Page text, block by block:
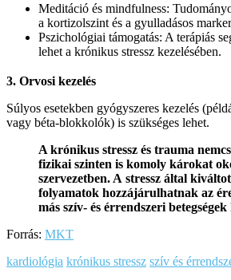
Meditáció és mindfulness:
a kortizolszint és a gyulladásos
Pszichológiai támogatás: A terápiás
lehet a krónikus stressz kezelésében.
3. Orvosi kezelés
Súlyos esetekben gyógyszeres kezelés
vagy béta-blokkolók) is szükséges lehet.
A krónikus stressz és trauma
fizikai szinten is komoly károkat
szervezetben. A stressz által
folyamatok hozzájárulhatnak az
más szív- és érrendszeri
Forrás: MKT
kardiológia krónikus stressz szív és